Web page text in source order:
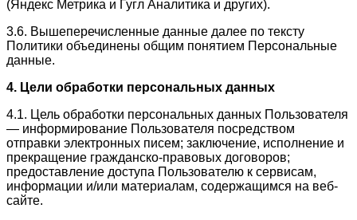
(Яндекс Метрика и Гугл Аналитика и других).
3.6. Вышеперечисленные данные далее по тексту
Политики объединены общим понятием Персональные
данные.
4. Цели обработки персональных данных
4.1. Цель обработки персональных данных Пользователя
— информирование Пользователя посредством
отправки электронных писем; заключение, исполнение и
прекращение гражданско-правовых договоров;
предоставление доступа Пользователю к сервисам,
информации и/или материалам, содержащимся на веб-
сайте.